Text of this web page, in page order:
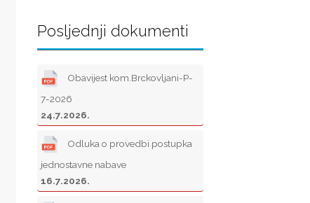
Posljednji dokumenti
Obavijest kom.Brckovljani-P-
7-2026
24.7.2026.
Odluka o provedbi postupka
jednostavne nabave
16.7.2026.